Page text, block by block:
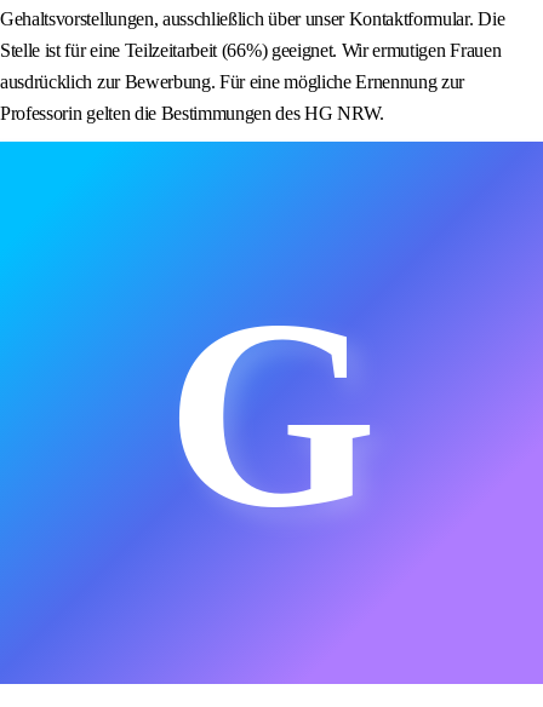
Gehaltsvorstellungen, ausschließlich über unser Kontaktformular. Die
Stelle ist für eine Teilzeitarbeit (66%) geeignet. Wir ermutigen Frauen
ausdrücklich zur Bewerbung. Für eine mögliche Ernennung zur
Professorin gelten die Bestimmungen des HG NRW.
G